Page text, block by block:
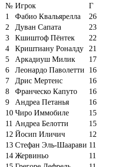
№ Игрок
Г
1
Фабио Квальярелла
26
2
Дуван Сапата
23
3
Кшиштоф Пёнтек
22
4
Криштиану Роналду
21
5
Аркадиуш Милик
17
6
Леонардо Паволетти
16
7
Дрис Мертенс
16
8
Франческо Капуто
16
9
Андреа Петанья
16
10 Чиро Иммобиле
15
11 Андреа Белотти
15
12 Йосип Иличич
12
13 Стефан Эль-Шаарави 11
14 Жервиньо
11